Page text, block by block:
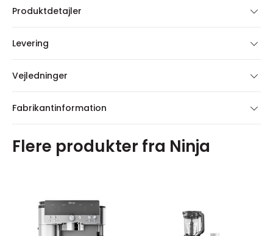
Produktdetajler
Levering
Vejledninger
Fabrikantinformation
Flere produkter fra Ninja